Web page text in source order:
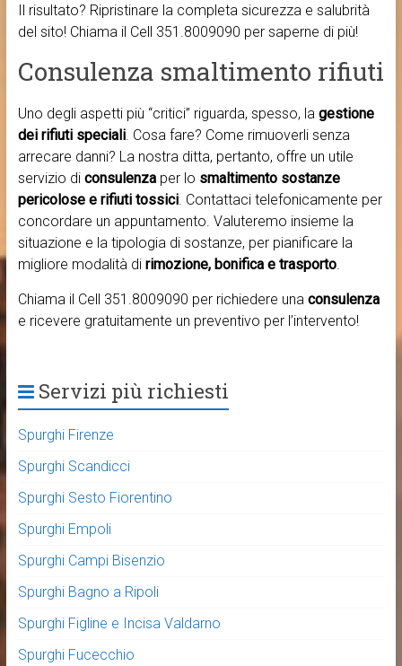
Il risultato? Ripristinare la completa sicurezza e salubrità
del sito! Chiama il Cell 351.8009090 per saperne di più!
Consulenza smaltimento rifiuti
Uno degli aspetti più “critici” riguarda, spesso, la gestione
dei rifiuti speciali. Cosa fare? Come rimuoverli senza
arrecare danni? La nostra ditta, pertanto, offre un utile
servizio di consulenzaper lo smaltimento sostanze
pericolose e rifiuti tossici. Contattaci telefonicamente per
concordare un appuntamento. Valuteremo insieme la
situazione e la tipologia di sostanze, per pianificare la
migliore modalità di rimozione, bonifica e trasporto.
Chiama il Cell 351.8009090 per richiedere una consulenza
e ricevere gratuitamente un preventivo per l’intervento!
Servizi più richiesti
Spurghi Firenze
Spurghi Scandicci
Spurghi Sesto Fiorentino
Spurghi Empoli
Spurghi Campi Bisenzio
Spurghi Bagno a Ripoli
Spurghi Figline e Incisa Valdarno
Spurghi Fucecchio